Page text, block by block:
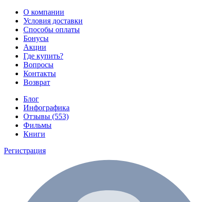
О компании
Условия доставки
Способы оплаты
Бонусы
Акции
Где купить?
Вопросы
Контакты
Возврат
Блог
Инфографика
Отзывы (553)
Фильмы
Книги
Регистрация